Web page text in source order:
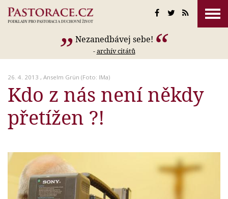
Nezanedbávej sebe!
-archív citátů
26. 4. 2013 , Anselm Grün (Foto: IMa)
Kdo z nás není někdy
přetížen ?!